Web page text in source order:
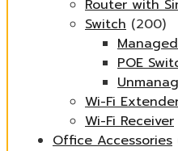
Router with
Switch (200)
POE
Wi-Fi
Wi-Fi Receiver
Office Accessories